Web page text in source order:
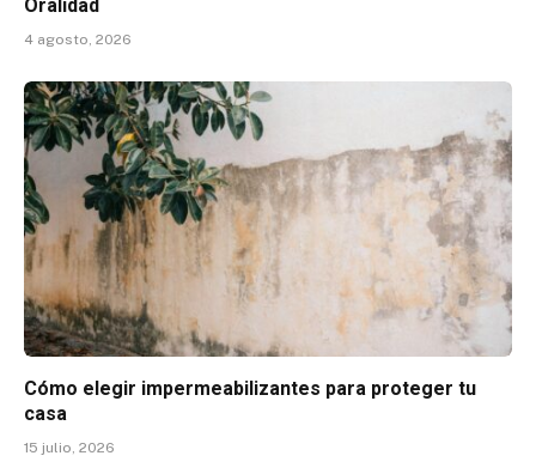
Oralidad
4 agosto, 2026
Cómo elegir impermeabilizantes para proteger tu
casa
15 julio, 2026